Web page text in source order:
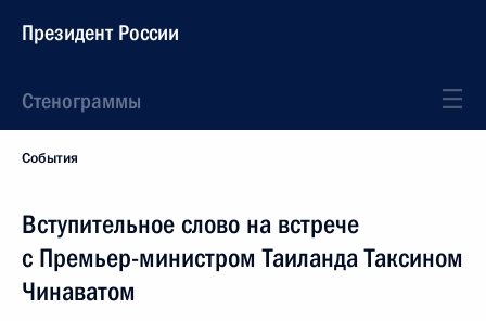
Президент России
Стенограммы
События
Вступительное слово на встрече
с Премьер-министром Таиланда Таксином
Чинаватом